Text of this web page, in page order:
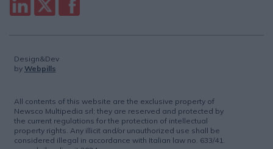
Design&Dev
by Webpills
All contents of this website are the exclusive property of
Newsco Multipedia srl; they are reserved and protected by
the current regulations for the protection of intellectual
property rights. Any illicit and/or unauthorized use shall be
considered illegal in accordance with Italian law no. 633/41.